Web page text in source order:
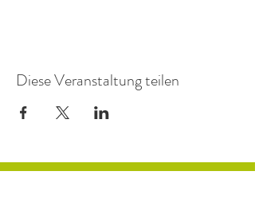
Diese Veranstaltung teilen